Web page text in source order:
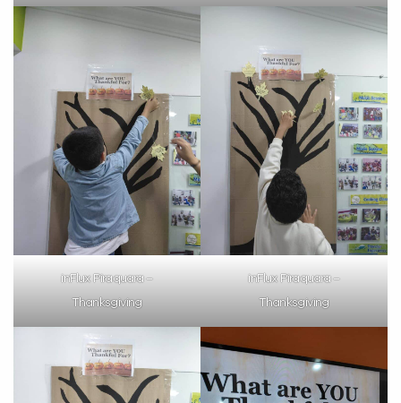
inFlux Piraquara –
Thanksgiving
inFlux Piraquara –
Thanksgiving